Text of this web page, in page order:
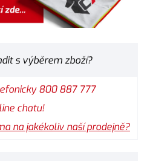
s výběrem zboží?
800 887 777
chatu!
na jakékoliv naší prodejně?